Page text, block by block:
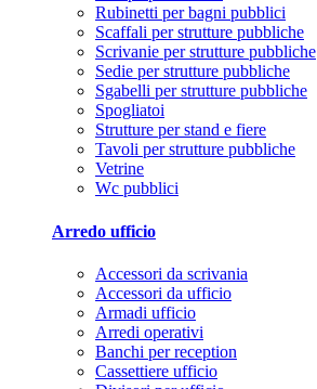
Rubinetti per bagni pubblici
Scaffali per strutture pubbliche
Scrivanie per strutture pubbliche
Sedie per strutture pubbliche
Sgabelli per strutture pubbliche
Spogliatoi
Strutture per stand e fiere
Tavoli per strutture pubbliche
Vetrine
Wc pubblici
Arredo ufficio
Accessori da scrivania
Accessori da ufficio
Armadi ufficio
Arredi operativi
Banchi per reception
Cassettiere ufficio